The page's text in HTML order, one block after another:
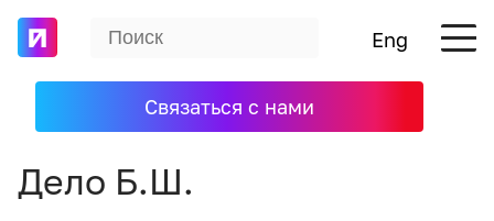
Eng
Связаться с нами
Дело Б.Ш.